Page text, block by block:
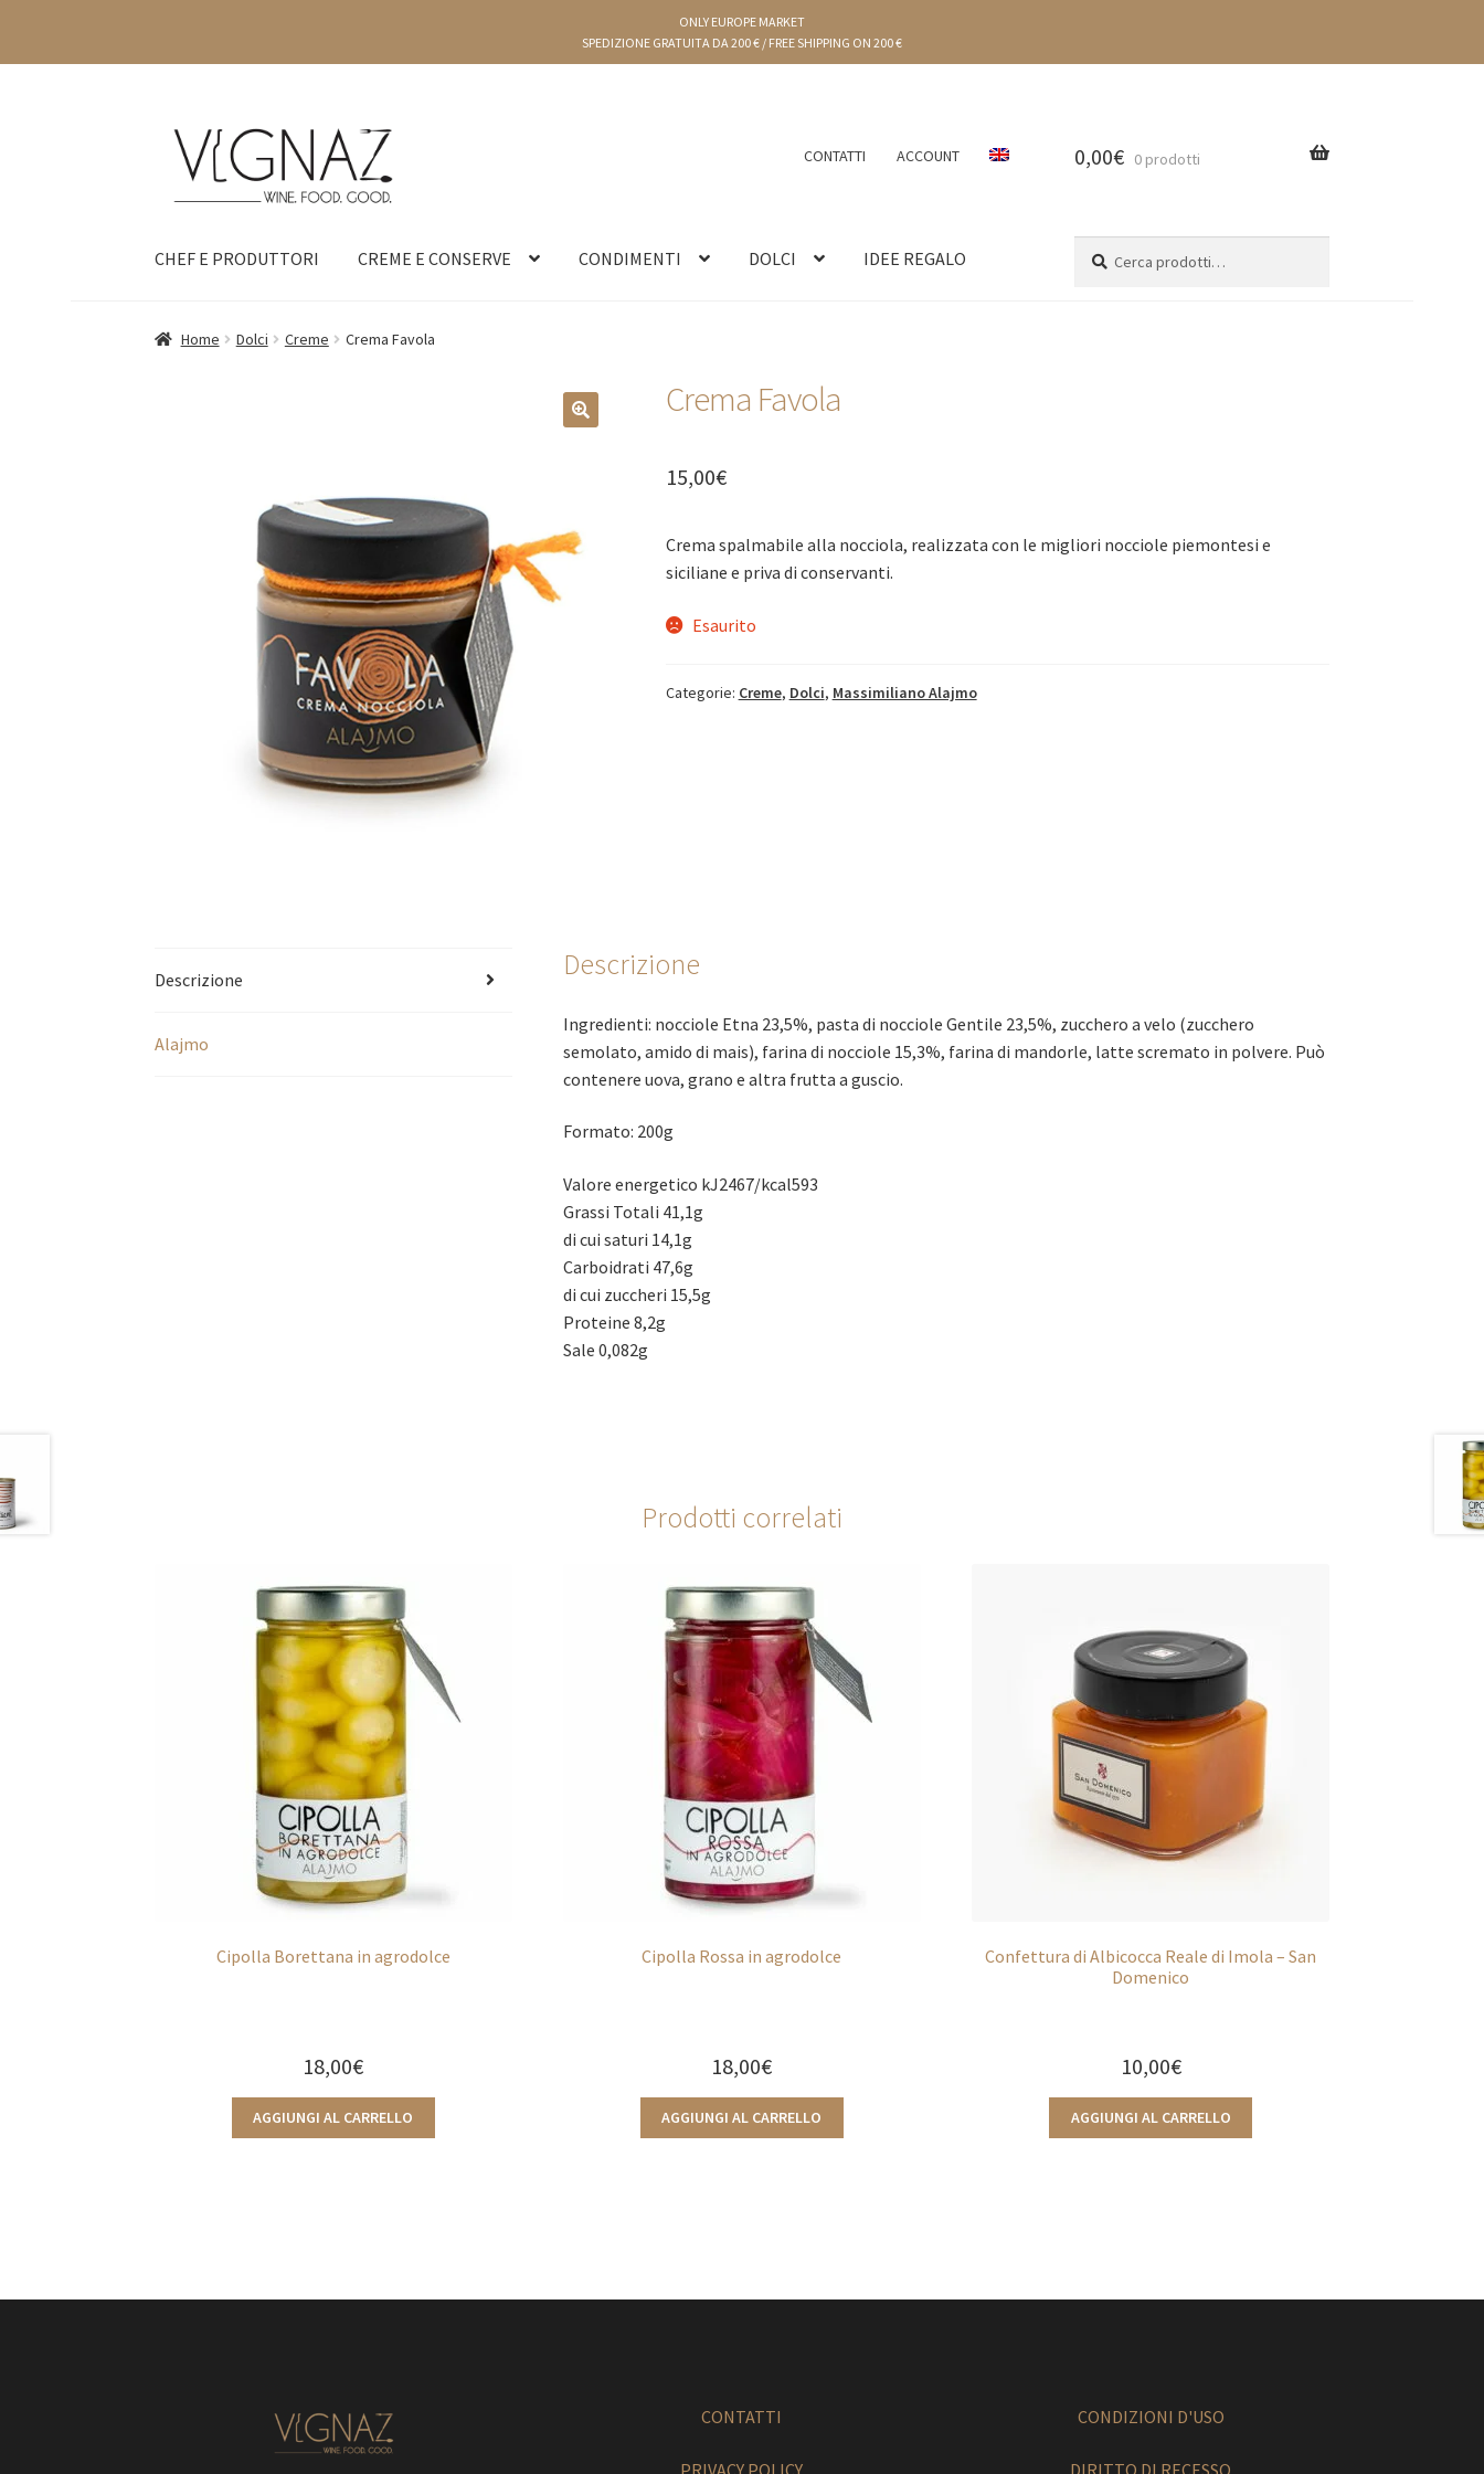
ONLY EUROPE MARKET
SPEDIZIONE GRATUITA DA 200 € / FREE SHIPPING ON 200 €
CONTATTI ACCOUNT 0,00€ 0 prodotti
CHEF E PRODUTTORI CREME E CONSERVE CONDIMENTI DOLCI IDEE REGALO
Home Dolci Creme Crema Favola
Crema Favola
15,00€
Crema spalmabile alla nocciola, realizzata con le migliori nocciole piemontesi e
siciliane e priva di conservanti.
Esaurito
Categorie: Creme, Dolci, Massimiliano Alajmo
Descrizione
Alajmo
Descrizione
Ingredienti: nocciole Etna 23,5%, pasta di nocciole Gentile 23,5%, zucchero a velo (zucchero
semolato, amido di mais), farina di nocciole 15,3%, farina di mandorle, latte scremato in polvere. Può
contenere uova, grano e altra frutta a guscio.
Formato: 200g
Valore energetico kJ2467/kcal593
Grassi Totali 41,1g
di cui saturi 14,1g
Carboidrati 47,6g
di cui zuccheri 15,5g
Proteine 8,2g
Sale 0,082g
Prodotti correlati
Cipolla Borettana in agrodolce
18,00€
AGGIUNGI AL CARRELLO
Cipolla Rossa in agrodolce
18,00€
AGGIUNGI AL CARRELLO
Confettura di Albicocca Reale di Imola – San
Domenico
10,00€
AGGIUNGI AL CARRELLO
CONTATTI
PRIVACY POLICY
CONDIZIONI D'USO
DIRITTO DI RECESSO